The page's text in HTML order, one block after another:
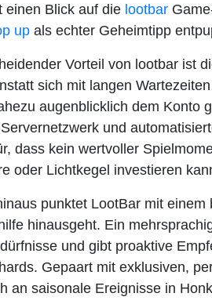
einen Blick auf die lootbar
up als echter Geheimtipp
Vorteil von lootbar ist
sich mit langen
augenblicklich dem Konto
und
dass kein wertvoller
oder Lichtkegel investieren
punktet LootBar mit
hinausgeht. Ein
und gibt proaktive
Gepaart mit exklusiven,
an saisonale Ereignisse in